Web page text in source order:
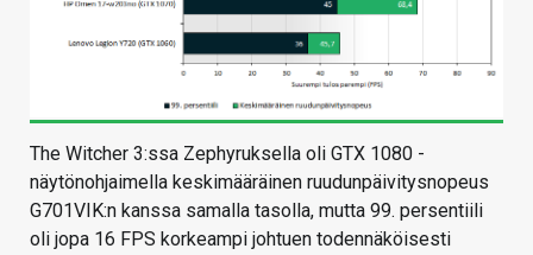
The Witcher 3:ssa Zephyruksella oli GTX 1080 -
näytönohjaimella keskimääräinen ruudunpäivitysnopeus
G701VIK:n kanssa samalla tasolla, mutta 99. persentiili
oli jopa 16 FPS korkeampi johtuen todennäköisesti